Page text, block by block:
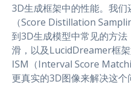
3D生成框架中的性能。我
（Score Distillation
到3D生成模型中常见的方
滑，以及LucidDreamer框
ISM（Interval Score
更真实的3D图像来解决这